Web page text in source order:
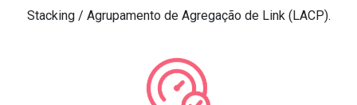
Stacking / Agrupamento de Agregação de Link (LACP).